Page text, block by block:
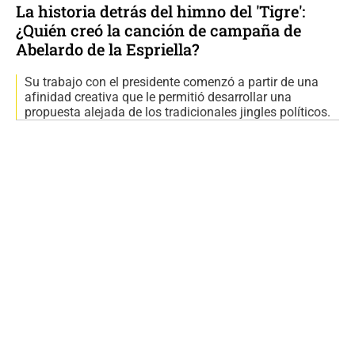
La historia detrás del himno del 'Tigre':
¿Quién creó la canción de campaña de
Abelardo de la Espriella?
Su trabajo con el presidente comenzó a partir de una
afinidad creativa que le permitió desarrollar una
propuesta alejada de los tradicionales jingles políticos.